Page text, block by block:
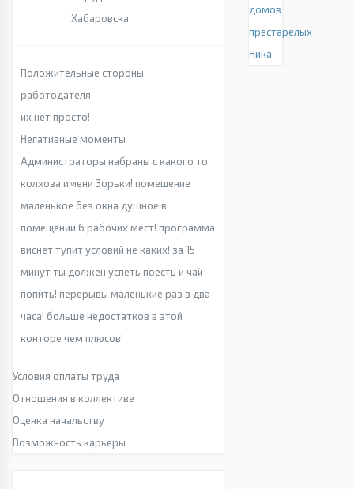
Хабаровска
Положительные стороны
работодателя
их нет просто!
Негативные моменты
Администраторы набраны с какого то
колхоза имени Зорьки! помещение
маленькое без окна душное в
помещении 6 рабочих мест! программа
виснет тупит условий не каких! за 15
минут ты должен успеть поесть и чай
попить! перерывы маленькие раз в два
часа! больше недостатков в этой
конторе чем плюсов!
Условия оплаты труда
Отношения в коллективе
Оценка начальству
Возможность карьеры
домов
престарелых
Ника